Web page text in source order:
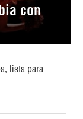
con
lista para